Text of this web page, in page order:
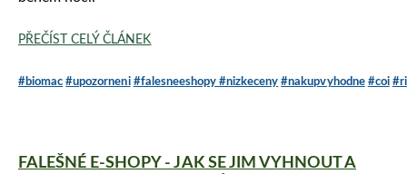
PŘEČÍST CELÝ ČLÁNEK
#biomac #upozorneni #falesneeshopy #nizkeceny #nakupvyhodne #coi
FALEŠNÉ E-SHOPY - JAK SE JIM VYHNOUT A